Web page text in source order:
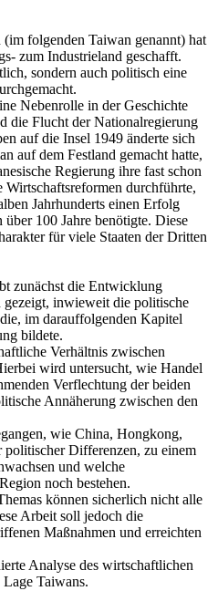
folgenden Taiwan genannt) hat
zum Industrieland geschafft.
sondern auch politisch eine
Nebenrolle in der Geschichte
die Flucht der Nationalregierung
auf die Insel 1949 änderte sich
auf dem Festland gemacht hatte,
Regierung ihre fast schon
durchführte,
Jahrhunderts einen Erfolg
100 Jahre benötigte. Diese
für viele Staaten der Dritten
zunächst die Entwicklung
inwieweit die politische
im darauffolgenden Kapitel
bildete.
Verhältnis zwischen
wird untersucht, wie Handel
Verflechtung der beiden
Annäherung zwischen den
wie China, Hongkong,
Differenzen, zu einem
und welche
noch bestehen.
können sicherlich nicht alle
Arbeit soll jedoch die
Maßnahmen und erreichten
Analyse des wirtschaftlichen
Taiwans.